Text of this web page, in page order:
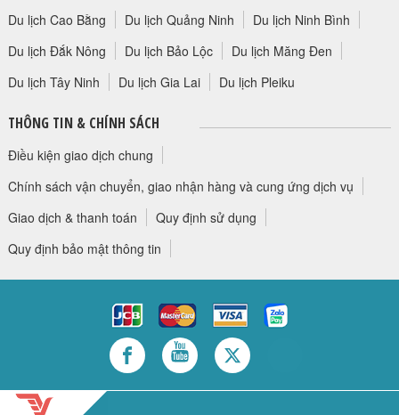
Du lịch Cao Bằng Du lịch Quảng Ninh
Du lịch Ninh Bình
Du lịch Đắk Nông
Du lịch Bảo Lộc
Du lịch Măng Đen
Du lịch Tây Ninh
Du lịch Gia Lai Du lịch Pleiku
THÔNG TIN & CHÍNH SÁCH
Điều kiện giao dịch chung
Chính sách vận chuyển, giao nhận hàng và cung ứng dịch vụ
Giao dịch & thanh toán
Quy định sử dụng
Quy định bảo mật thông tin